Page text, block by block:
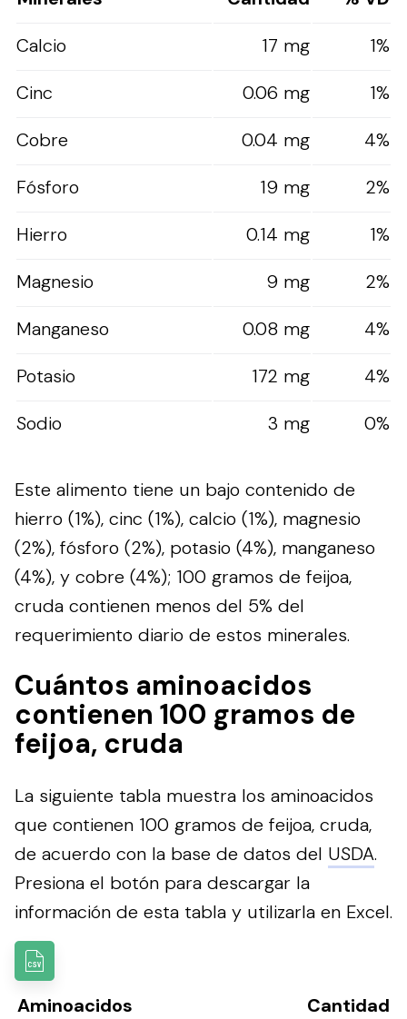
Calcio
17 mg
1%
Cinc
0.06 mg
1%
Cobre
0.04 mg
4%
Fósforo
19 mg
2%
Hierro
0.14 mg
1%
Magnesio
9 mg
2%
Manganeso
0.08 mg
4%
Potasio
172 mg
4%
Sodio
3 mg 0%
Este alimento tiene un bajo contenido de
hierro (1%), cinc (1%), calcio (1%), magnesio
(2%), fósforo (2%), potasio (4%), manganeso
(4%), y cobre (4%); 100 gramos de feijoa,
cruda contienen menos del 5% del
requerimiento diario de estos minerales.
Cuántos aminoacidos
contienen 100 gramos de
feijoa, cruda
La siguiente tabla muestra los aminoacidos
que contienen 100 gramos de feijoa, cruda,
de acuerdo con la base de datos del USDA.
Presiona el botón para descargar la
información de esta tabla y utilizarla en Excel.
Aminoacidos
Cantidad